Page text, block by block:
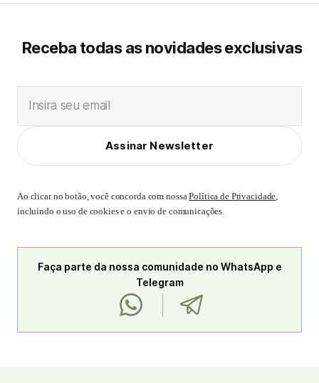
Receba todas as novidades exclusivas
Insira seu email
Assinar Newsletter
Ao clicar no botão, você concorda com nossaPolítica de Privacidade,
incluindo o uso de cookies e o envio de comunicações.
Faça parte da nossa comunidade no WhatsApp e
Telegram